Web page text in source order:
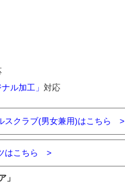
ナル加工」 対応
スクラブ(男女兼用)はこちら >
はこちら >
」